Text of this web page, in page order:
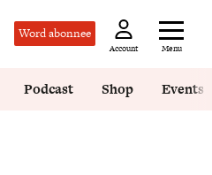
Word abonnee
Account Menu
Podcast Shop Events